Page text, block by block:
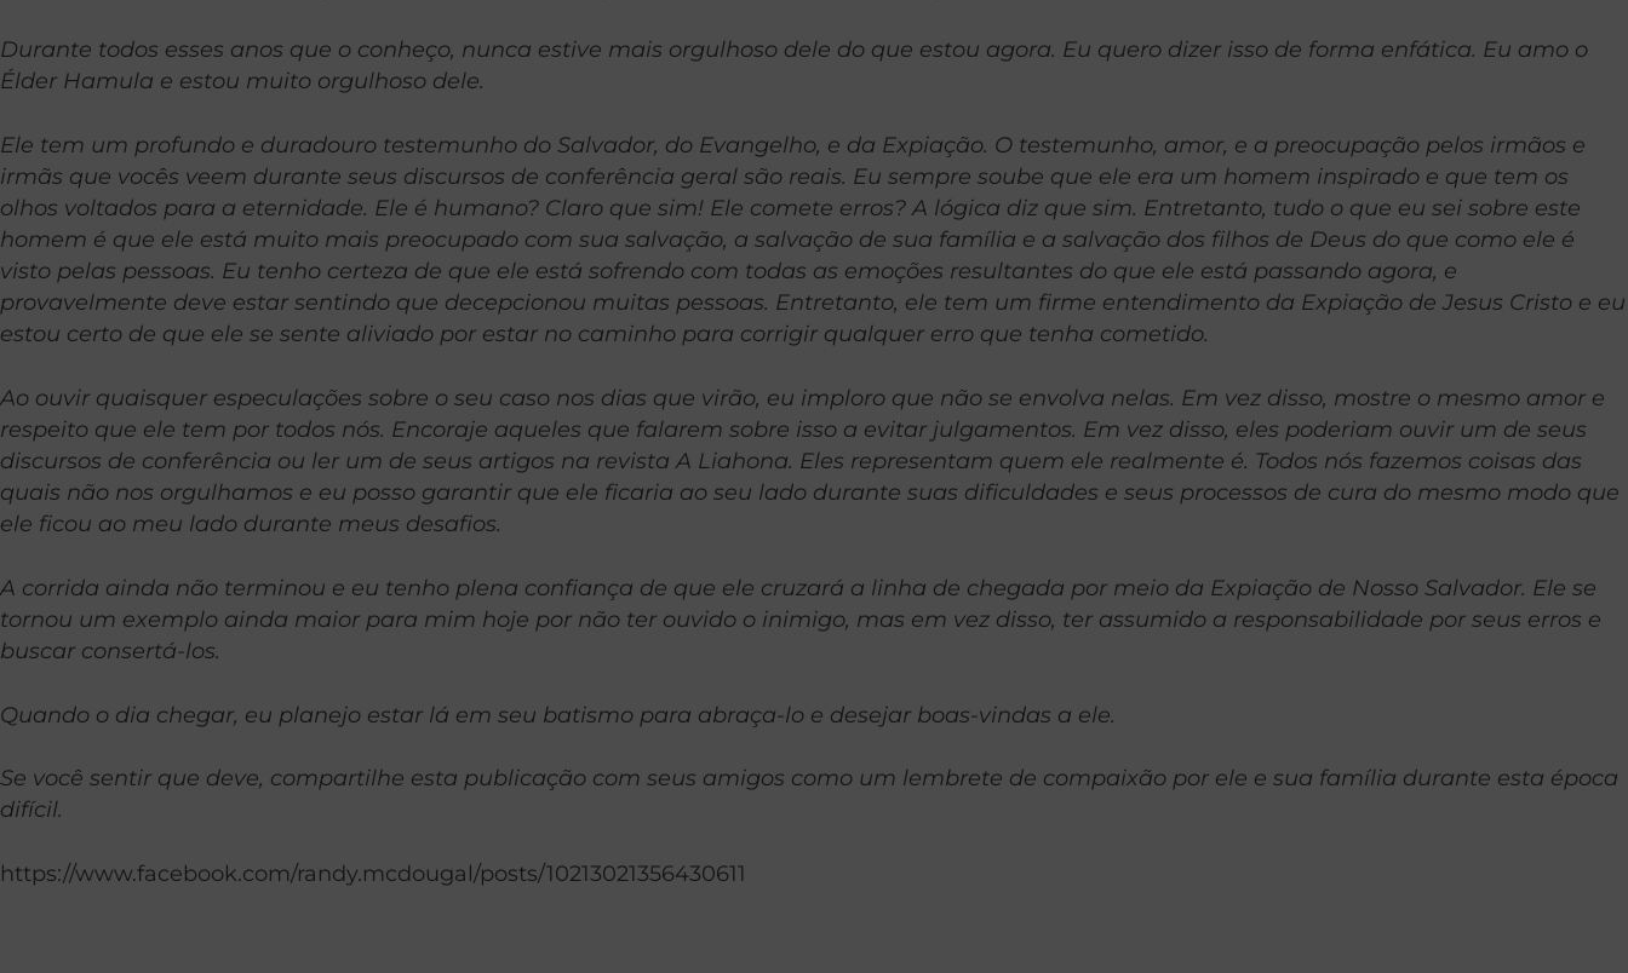
Durante todos esses anos que o conheço, nunca estive mais orgulhoso dele do que estou agora. Eu quero dizer isso de forma enfática. Eu amo o
Élder Hamula e estou muito orgulhoso dele.
Ele tem um profundo e duradouro testemunho do Salvador, do Evangelho, e da Expiação. O testemunho, amor, e a preocupação pelos irmãos e
irmãs que vocês veem durante seus discursos de conferência geral são reais. Eu sempre soube que ele era um homem inspirado e que tem os
olhos voltados para a eternidade. Ele é humano? Claro que sim! Ele comete erros? A lógica diz que sim. Entretanto, tudo o que eu sei sobre este
homem é que ele está muito mais preocupado com sua salvação, a salvação de sua família e a salvação dos filhos de Deus do que como ele é
visto pelas pessoas. Eu tenho certeza de que ele está sofrendo com todas as emoções resultantes do que ele está passando agora, e
provavelmente deve estar sentindo que decepcionou muitas pessoas. Entretanto, ele tem um firme entendimento da Expiação de Jesus Cristo e eu
estou certo de que ele se sente aliviado por estar no caminho para corrigir qualquer erro que tenha cometido.
Ao ouvir quaisquer especulações sobre o seu caso nos dias que virão, eu imploro que não se envolva nelas. Em vez disso, mostre o mesmo amor e
respeito que ele tem por todos nós. Encoraje aqueles que falarem sobre isso a evitar julgamentos. Em vez disso, eles poderiam ouvir um de seus
discursos de conferência ou ler um de seus artigos na revista A Liahona. Eles representam quem ele realmente é. Todos nós fazemos coisas das
quais não nos orgulhamos e eu posso garantir que ele ficaria ao seu lado durante suas dificuldades e seus processos de cura do mesmo modo que
ele ficou ao meu lado durante meus desafios.
A corrida ainda não terminou e eu tenho plena confiança de que ele cruzará a linha de chegada por meio da Expiação de Nosso Salvador. Ele se
tornou um exemplo ainda maior para mim hoje por não ter ouvido o inimigo, mas em vez disso, ter assumido a responsabilidade por seus erros e
buscar consertá-los.
Quando o dia chegar, eu planejo estar lá em seu batismo para abraça-lo e desejar boas-vindas a ele.
Se você sentir que deve, compartilhe esta publicação com seus amigos como um lembrete de compaixão por ele e sua família durante esta época
difícil.
https://www.facebook.com/randy.mcdougal/posts/10213021356430611